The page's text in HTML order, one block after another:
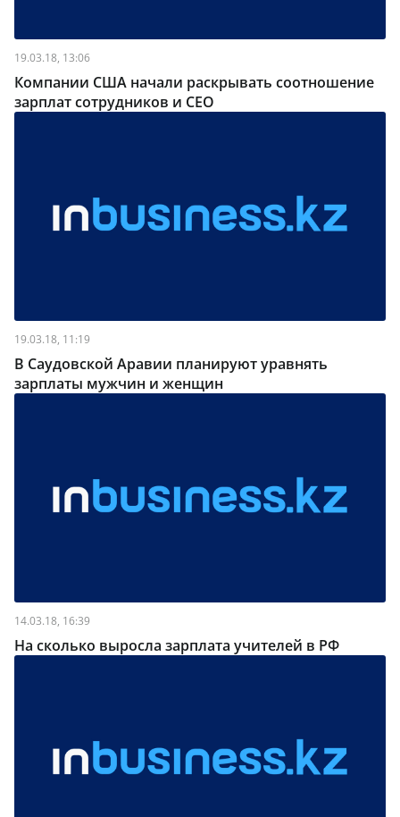
19.03.18, 13:06
Компании США начали раскрывать соотношение
зарплат сотрудников и CEO
19.03.18, 11:19
В Саудовской Аравии планируют уравнять
зарплаты мужчин и женщин
14.03.18, 16:39
На сколько выросла зарплата учителей в РФ